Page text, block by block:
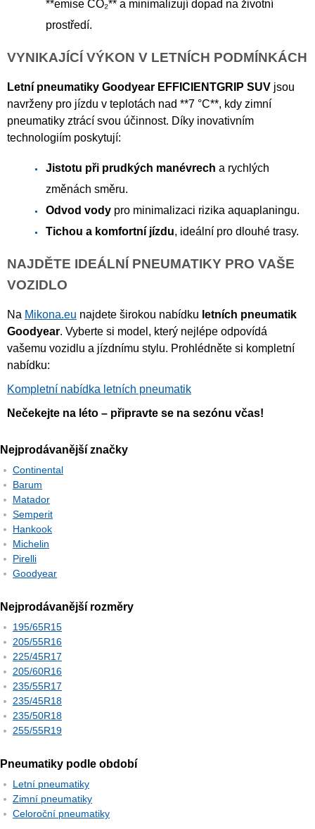
**emise CO₂** a minimalizují dopad na životní
prostředí.
VYNIKAJÍCÍ VÝKON V LETNÍCH PODMÍNKÁCH
Letní pneumatiky Goodyear EFFICIENTGRIP SUV jsou
navrženy pro jízdu v teplotách nad **7 °C**, kdy zimní
pneumatiky ztrácí svou účinnost. Díky inovativním
technologiím poskytují:
Jistotu při prudkých manévrech a rychlých
změnách směru.
Odvod vody pro minimalizaci rizika aquaplaningu.
Tichou a komfortní jízdu, ideální pro dlouhé trasy.
NAJDĚTE IDEÁLNÍ PNEUMATIKY PRO VAŠE
VOZIDLO
Na Mikona.eu najdete širokou nabídku letních pneumatik
Goodyear. Vyberte si model, který nejlépe odpovídá
vašemu vozidlu a jízdnímu stylu. Prohlédněte si kompletní
nabídku:
Kompletní nabídka letních pneumatik
Nečekejte na léto – připravte se na sezónu včas!
Nejprodávanější značky
Continental
Barum
Matador
Semperit
Hankook
Michelin
Pirelli
Goodyear
Nejprodávanější rozměry
195/65R15
205/55R16
225/45R17
205/60R16
235/55R17
235/45R18
235/50R18
255/55R19
Pneumatiky podle období
Letní pneumatiky
Zimní pneumatiky
Celoroční pneumatiky